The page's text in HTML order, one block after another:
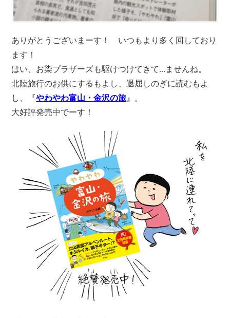
ありがとうございまーす！ いつもより多く回しており
ます！
はい、お染ブラザーズも駆けつけてきて...ませんね。
北陸旅行のお供にするもよし、退屈しのぎに読むもよ
し、『やわやわ富山・金沢の旅 』。
大好評発売中でーす！